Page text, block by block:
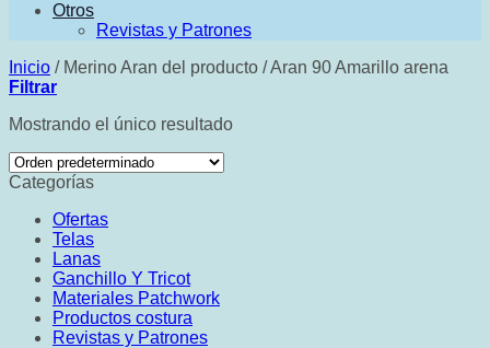
Otros
Revistas y Patrones
Inicio /Merino Aran del producto /Aran 90 Amarillo arena
Filtrar
Mostrando el único resultado
Categorías
Ofertas
Telas
Lanas
Ganchillo Y Tricot
Materiales Patchwork
Productos costura
Revistas y Patrones